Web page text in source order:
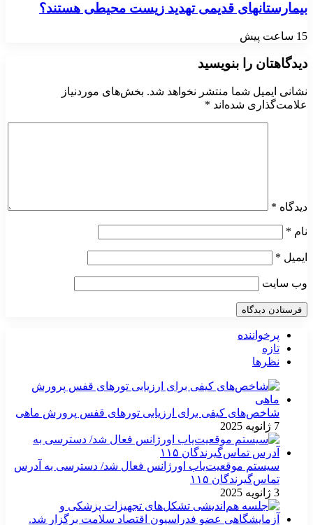
بیمارستانهای قدیمی تهدید زیست محیطی هستند؟
15 ساعت پیش
دیدگاهتان را بنویسید
نشانی ایمیل شما منتشر نخواهد شد. بخش‌های موردنیاز
علامت‌گذاری شده‌اند *
دیدگاه *
نام *
ایمیل *
وب‌ سایت
پرخواننده
تازه
نظرها
شاخص‌های کیفی برای ارزیابی تورهای قفس پرورش ماهی
7 ژانویه 2025
سیستم موقعیت‌یاب اورژانس فعال شد/ دسترسی به آدرس
تماس‌گیرندگان ۱۱۵
3 ژانویه 2025